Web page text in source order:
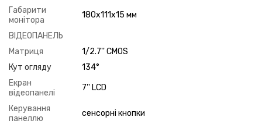
Габарити
монітора
180x111x15 мм
ВІДЕОПАНЕЛЬ
Матриця
1/2.7'' CMOS
Кут огляду
134°
Екран
відеопанелі
7'' LCD
Керування
панеллю
сенсорні кнопки